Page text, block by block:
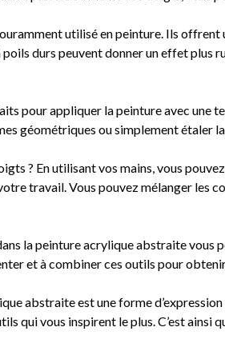
utilisé en peinture. Ils
poils durs peuvent donner un effet
pour appliquer la peinture avec
géométriques ou simplement étaler
? En utilisant vos mains, vous
travail. Vous pouvez mélanger les
la peinture acrylique abstraite vous
et à combiner ces outils pour
abstraite est une forme
qui vous inspirent le plus. C’est